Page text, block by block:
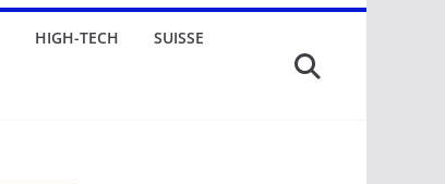
HIGH-TECH SUISSE